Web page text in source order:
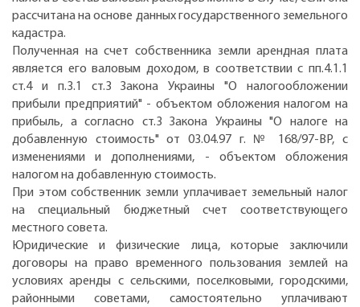
рассчитана на основе данных государственного земельного
кадастра.
Полученная на счет собственника земли арендная плата
является его валовым доходом, в соответствии с пп.4.1.1
ст.4 и п.3.1 ст.3 Закона Украины "О налогообложении
прибыли предприятий" - объектом обложения налогом на
прибыль, а согласно ст.3 Закона Украины "О налоге на
добавленную стоимость" от 03.04.97 г. № 168/97-ВР, с
изменениями и дополнениями, - объектом обложения
налогом на добавленную стоимость.
При этом собственник земли уплачивает земельный налог
на специальный бюджетный счет соответствующего
местного совета.
Юридические и физические лица, которые заключили
договоры на право временного пользования землей на
условиях аренды с сельскими, поселковыми, городскими,
районными советами, самостоятельно уплачивают